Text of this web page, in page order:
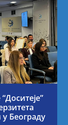
Београду